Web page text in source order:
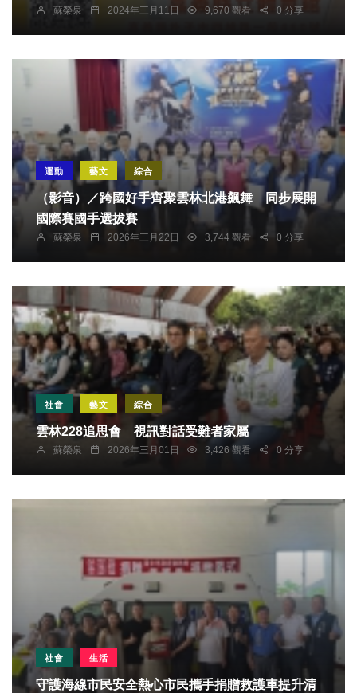
蘇榮泉 2024年三月11日 9,670 觀看 0 分享
運動 藝文 綜合
（影音）／跨國好手齊聚雲林北港飆舞 同步展開
國際賽國手選拔賽
蘇榮泉 2026年三月22日 3,744 觀看 0 分享
社會 藝文 綜合
雲林228追思會 視訊對話受難者家屬
蘇榮泉 2026年三月01日 3,426 觀看 0 分享
社會 生活
守護海線市民安全熱心市民攜手捐贈救護車提升清